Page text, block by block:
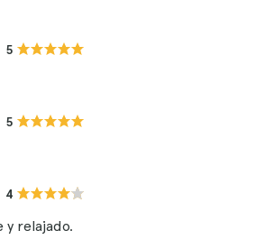
5
5
4
y relajado.